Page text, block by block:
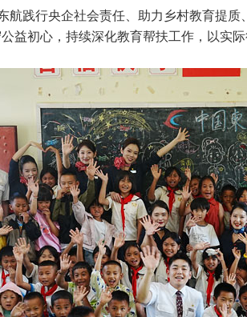
航践行央企社会责任、助力乡村教育提
益初心，持续深化教育帮扶工作，以实